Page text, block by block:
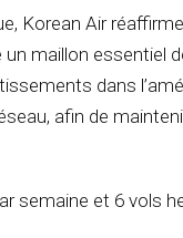
Korean Air
maillon essentiel
dans
afin de
semaine et 6 vols